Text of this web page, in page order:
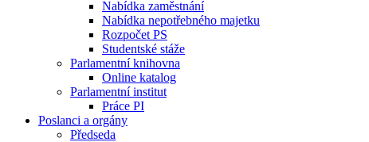
Nabídka zaměstnání
Nabídka nepotřebného majetku
Rozpočet PS
Studentské stáže
Parlamentní knihovna
Online katalog
Parlamentní institut
Práce PI
Poslanci a orgány
Předseda